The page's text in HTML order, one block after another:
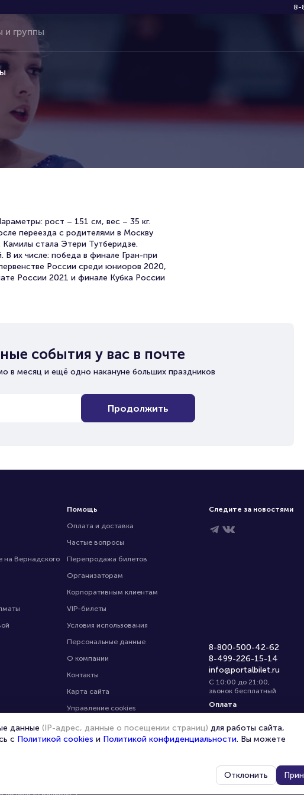
8-
рост – 151 см, вес – 35 кг.
переезда с родителями в Москву
стала Этери Тутберидзе.
их числе: победа в финале Гран-при
России среди юниоров 2020,
России 2021 и финале Кубка России
события у вас в почте
в месяц и ещё одно накануне больших праздников
Продолжить
на Вернадского
Помощь
Оплата и доставка
Частые вопросы
Перепродажа билетов
Организаторам
Корпоративным клиентам
VIP-билеты
Условия использования
Персональные данные
О компании
Контакты
Карта сайта
Управление cookies
Следите за новостями
8-800-500-42-62
8-499-226-15-14
info@portalbilet.ru
С 10:00 до 21:00,
звонок бесплатный
Оплата
начало страницы
данные (IP-адрес, данные о посещении страниц) для работы сайта,
с Политикой cookies и Политикой конфиденциальности. Вы можете
Отклонить